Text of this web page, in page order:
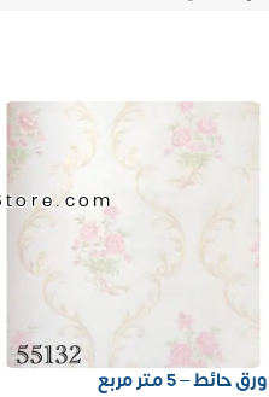
ورق حائط – 5 متر مربع